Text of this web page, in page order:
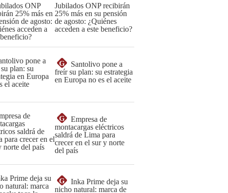
Jubilados ONP recibirán
25% más en su pensión
de agosto: ¿Quiénes
acceden a este beneficio?
G
Santolivo pone a
freír su plan: su estrategia
en Europa no es el aceite
G
Empresa de
montacargas eléctricos
saldrá de Lima para
crecer en el sur y norte
del país
G
Inka Prime deja su
nicho natural: marca de